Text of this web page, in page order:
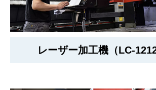
レーザー加工機（LC-